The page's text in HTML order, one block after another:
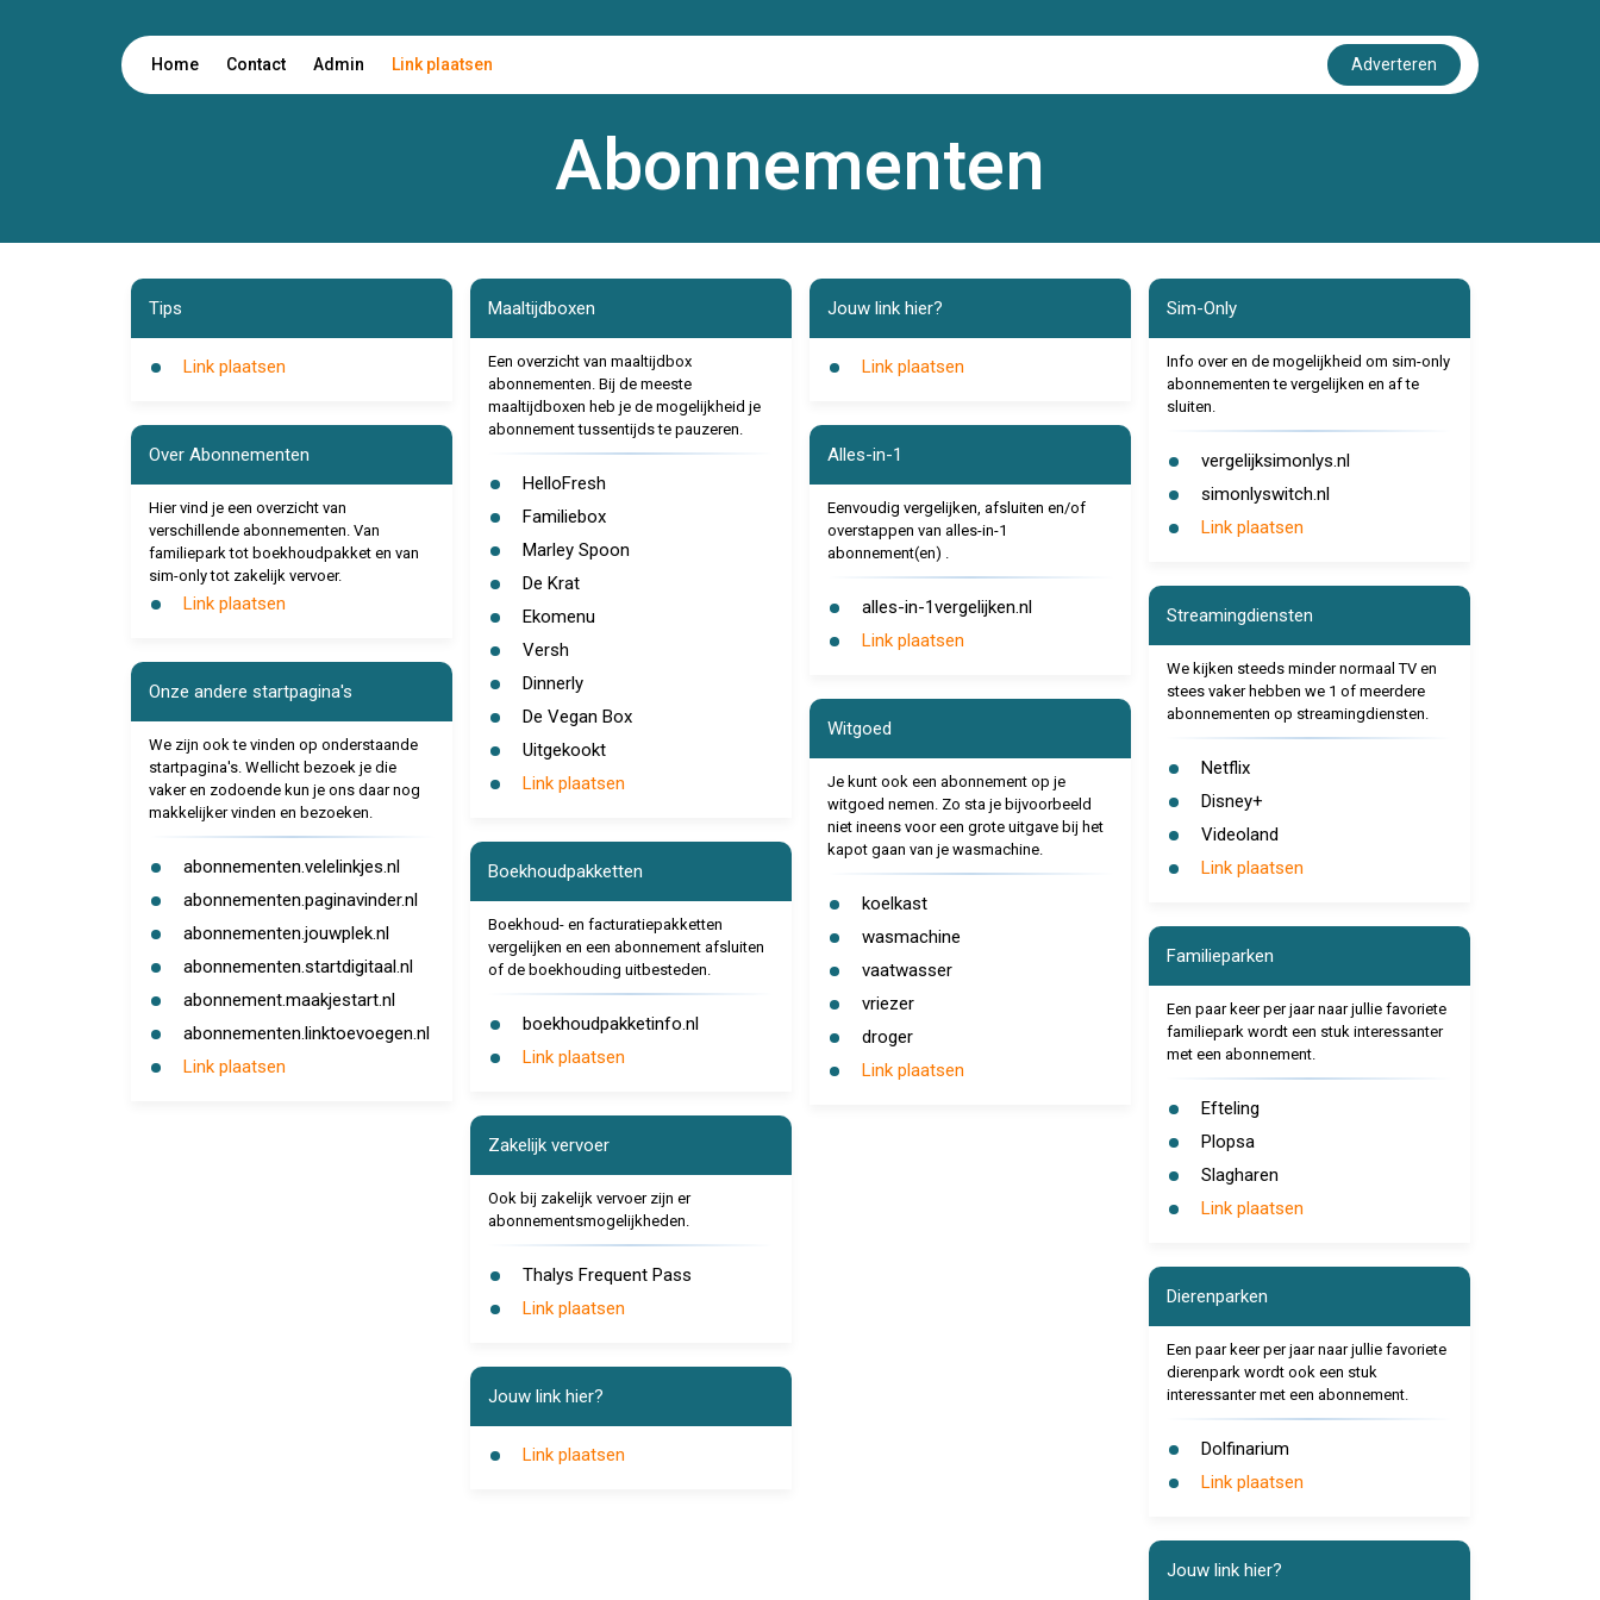
Home Contact Admin Link plaatsen Adverteren
Abonnementen
Tips
Link plaatsen
Over Abonnementen
Hier vind je een overzicht van
verschillende abonnementen. Van
familiepark tot boekhoudpakket en van
sim-only tot zakelijk vervoer.
Link plaatsen
Onze andere startpagina's
We zijn ook te vinden op onderstaande
startpagina's. Wellicht bezoek je die
vaker en zodoende kun je ons daar nog
makkelijker vinden en bezoeken.
abonnementen.velelinkjes.nl
abonnementen.paginavinder.nl
abonnementen.jouwplek.nl
abonnementen.startdigitaal.nl
abonnement.maakjestart.nl
abonnementen.linktoevoegen.nl
Link plaatsen
Maaltijdboxen
Een overzicht van maaltijdbox
abonnementen. Bij de meeste
maaltijdboxen heb je de mogelijkheid je
abonnement tussentijds te pauzeren.
HelloFresh
Familiebox
Marley Spoon
De Krat
Ekomenu
Versh
Dinnerly
De Vegan Box
Uitgekookt
Link plaatsen
Boekhoudpakketten
Boekhoud- en facturatiepakketten
vergelijken en een abonnement afsluiten
of de boekhouding uitbesteden.
boekhoudpakketinfo.nl
Link plaatsen
Zakelijk vervoer
Ook bij zakelijk vervoer zijn er
abonnementsmogelijkheden.
Thalys Frequent Pass
Link plaatsen
Jouw link hier?
Link plaatsen
Jouw link hier?
Link plaatsen
Alles-in-1
Eenvoudig vergelijken, afsluiten en/of
overstappen van alles-in-1
abonnement(en) .
alles-in-1vergelijken.nl
Link plaatsen
Witgoed
Je kunt ook een abonnement op je
witgoed nemen. Zo sta je bijvoorbeeld
niet ineens voor een grote uitgave bij het
kapot gaan van je wasmachine.
koelkast
wasmachine
vaatwasser
vriezer
droger
Link plaatsen
Sim-Only
Info over en de mogelijkheid om sim-only
abonnementen te vergelijken en af te
sluiten.
vergelijksimonlys.nl
simonlyswitch.nl
Link plaatsen
Streamingdiensten
We kijken steeds minder normaal TV en
stees vaker hebben we 1 of meerdere
abonnementen op streamingdiensten.
Netflix
Disney+
Videoland
Link plaatsen
Familieparken
Een paar keer per jaar naar jullie favoriete
familiepark wordt een stuk interessanter
met een abonnement.
Efteling
Plopsa
Slagharen
Link plaatsen
Dierenparken
Een paar keer per jaar naar jullie favoriete
dierenpark wordt ook een stuk
interessanter met een abonnement.
Dolfinarium
Link plaatsen
Jouw link hier?